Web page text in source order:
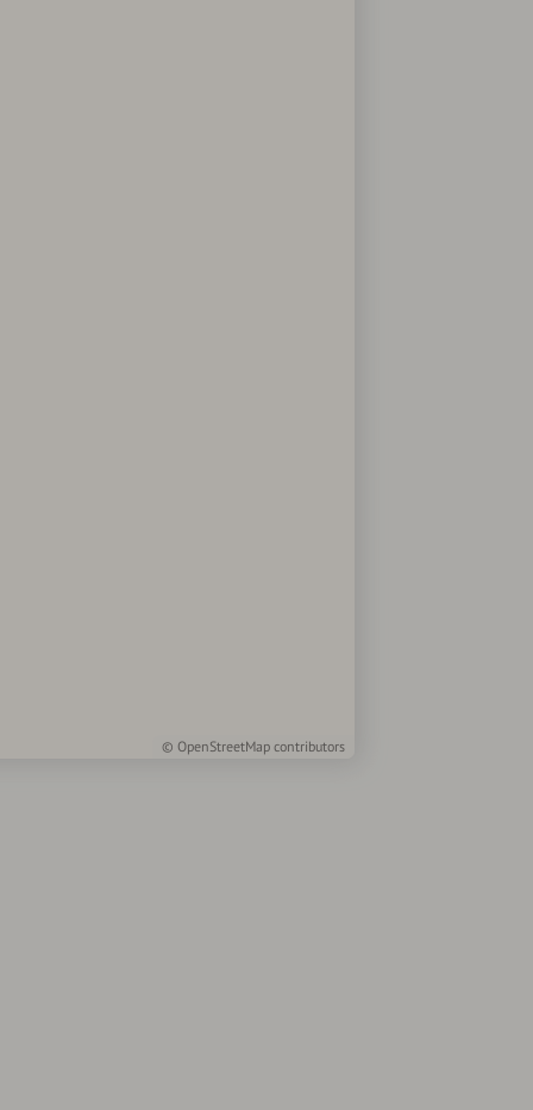
© OpenStreetMap contributors